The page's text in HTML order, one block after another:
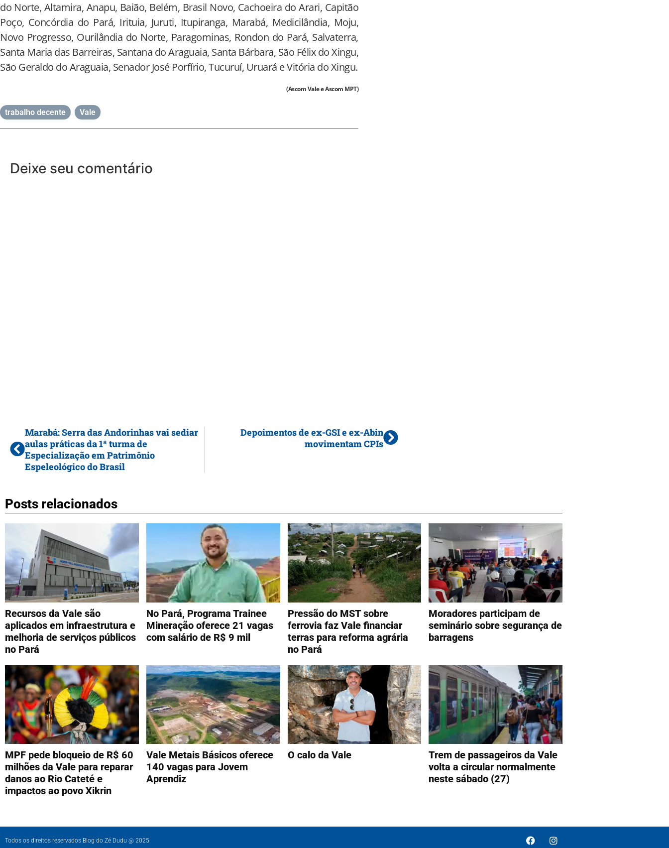
do Norte, Altamira, Anapu, Baião, Belém, Brasil Novo, Cachoeira do Arari, Capitão
Poço, Concórdia do Pará, Irituia, Juruti, Itupiranga, Marabá, Medicilândia, Moju,
Novo Progresso, Ourilândia do Norte, Paragominas, Rondon do Pará, Salvaterra,
Santa Maria das Barreiras, Santana do Araguaia, Santa Bárbara, São Félix do Xingu,
São Geraldo do Araguaia, Senador José Porfírio, Tucuruí, Uruará e Vitória do Xingu.
(Ascom Vale e Ascom MPT)
trabalho decente Vale
Deixe seu comentário
Marabá: Serra das Andorinhas vai sediar
aulas práticas da 1ª turma de
Especialização em Patrimônio
Espeleológico do Brasil
Depoimentos de ex-GSI e ex-Abin
movimentam CPIs
Posts relacionados
Recursos da Vale são
aplicados em infraestrutura e
melhoria de serviços públicos
no Pará
No Pará, Programa Trainee
Mineração oferece 21 vagas
com salário de R$ 9 mil
Pressão do MST sobre
ferrovia faz Vale financiar
terras para reforma agrária
no Pará
Moradores participam de
seminário sobre segurança de
barragens
MPF pede bloqueio de R$ 60
milhões da Vale para reparar
danos ao Rio Cateté e
impactos ao povo Xikrin
Vale Metais Básicos oferece
140 vagas para Jovem
Aprendiz
O calo da Vale
Trem de passageiros da Vale
volta a circular normalmente
neste sábado (27)
Todos os direitos reservados Blog do Zé Dudu @ 2025